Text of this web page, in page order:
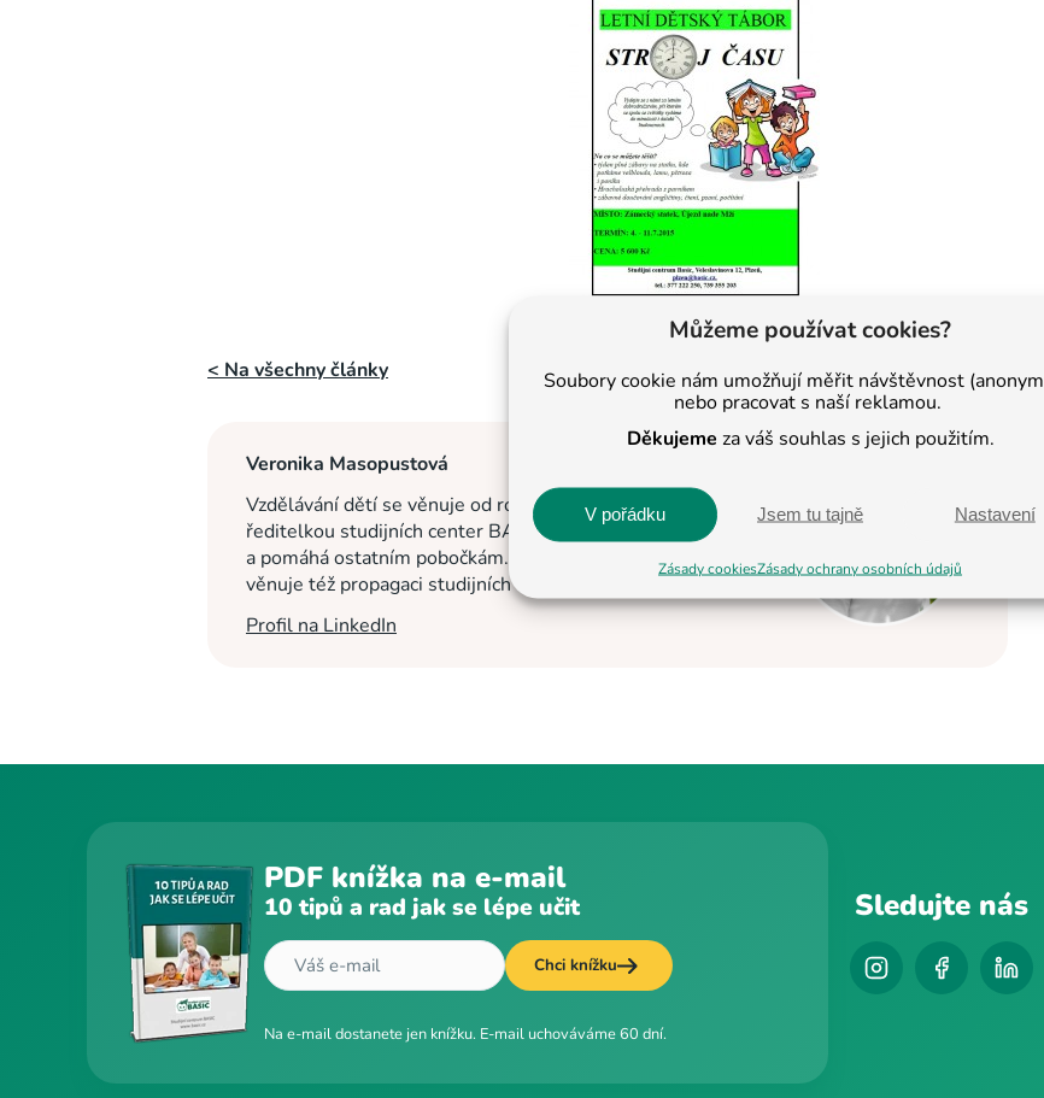
Můžeme používat cookies?
Soubory cookie nám umožňují měřit návštěvnost
nebo pracovat s naší reklamou.
Děkujeme za váš souhlas s jejich použitím.
V pořádku Jsem tu tajně Nastavení
Zásady cookiesZásady ochrany osobních údajů
< Na všechny články
Veronika Masopustová
Vzdělávání dětí se věnuje od roku 2013. Nyní je
ředitelkou studijních center BASIC v Jihlavě a Pelhřimově
a pomáhá ostatním pobočkám. Na celostátní úrovni se
věnuje též propagaci studijních center BASIC.
Profil na LinkedIn
PDF knížka na e-mail
10 tipů a rad jak se lépe učit
Chci knížku
Na e-mail dostanete jen knížku. E-mail uchováváme 60 dní.
Sledujte nás